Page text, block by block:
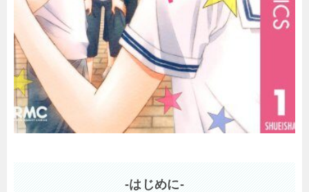
-はじめに-